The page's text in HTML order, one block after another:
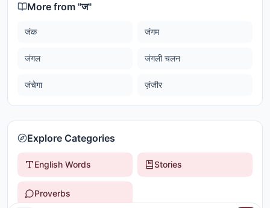
More from "ज"
जंक जंगम
जंगल जंगली चलन
जंचेगा ज़ंजीर
Explore Categories
English Words Stories
Proverbs